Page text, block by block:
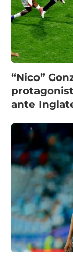
“Nico”
ante